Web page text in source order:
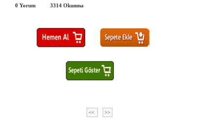
0 Yorum 3314 Okunma
<< >>